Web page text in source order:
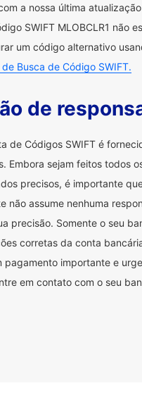
a nossa última
SWIFT MLOBCLR1 não
um código alternativo
Busca de Código SWIFT.
de
de Códigos SWIFT é
Embora sejam feitos todos
precisos, é importante
não assume nenhuma
precisão. Somente o seu
corretas da conta
pagamento importante e
em contato com o seu